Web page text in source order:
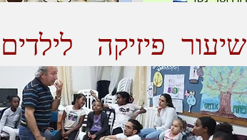
שיעור פיזיקה